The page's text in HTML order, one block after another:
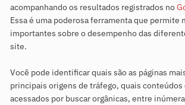
acompanhando os resultados registrados no
Essa é uma poderosa ferramenta que permite
importantes sobre o desempenho das
site.
Você pode identificar quais são as páginas
principais origens de tráfego, quais conteúdos
acessados por buscar orgânicas, entre